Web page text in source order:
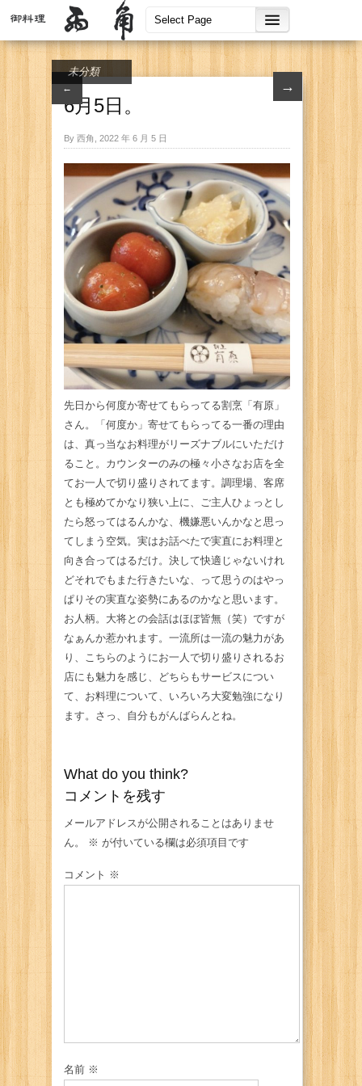
← →
未分類
6月5日。
By 西角, 2022 年 6 月 5 日
先日から何度か寄せてもらってる割烹「 有原」
さん。「 何度か」寄せてもらってる一番の理由
は、真っ当なお料理がリーズナブルにいただけ
ること。カウンターのみの極々小さなお店を全
てお一人で切り盛りされてます。調理場、客席
とも極めてかなり狭い上に、ご主人ひょっとし
たら怒ってはるんかな、機嫌悪いんかなと思っ
てしまう空気。実はお話べたで実直にお料理と
向き合ってはるだけ。決して快適じゃないけれ
どそれでもまた行きたいな、って思うのはやっ
ぱりその実直な姿勢にあるのかなと思います。
お人柄。大将との会話はほぼ皆無（笑）ですが
なぁんか惹かれます。一流所は一流の魅力があ
り、こちらのようにお一人で切り盛りされるお
店にも魅力を感じ、どちらもサービスについ
て、お料理について、いろいろ大変勉強になり
ます。さっ、自分もがんばらんとね。
What do you think?
コメントを残す
メールアドレスが公開されることはありませ
ん。
※ が付いている欄は必須項目です
コメント ※
名前 ※